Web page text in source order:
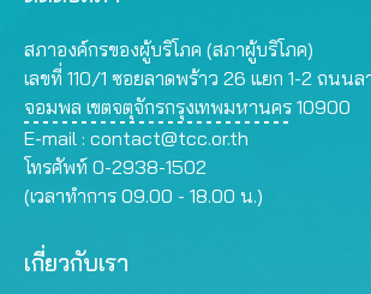
สภาองค์กรของผู้บริโภค (สภาผู้บริโภค)
เลขที่ 110/1 ซอยลาดพร้าว 26 แยก 1-2 ถนน
จอมพล เขตจตุจักรกรุงเทพมหานคร 10900
E-mail : contact@tcc.or.th
โทรศัพท์ 0-2938-1502
(เวลาทำการ 09.00 - 18.00 น.)
เกี่ยวกับเรา